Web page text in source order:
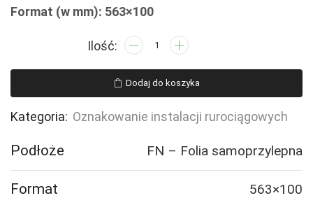
Format (w mm): 563×100
ilość
CaOH
-
WODOROTLENEK
Dodaj do koszyka
Kategoria: Oznakowanie instalacji rurociągowych
Podłoże FN – Folia samoprzylepna
Format 563×100